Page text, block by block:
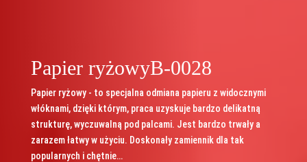
Papier ryżowyB-0028
Papier ryżowy - to specjalna odmiana papieru z widocznymi
włóknami, dzięki którym, praca uzyskuje bardzo delikatną
strukturę, wyczuwalną pod palcami. Jest bardzo trwały a
zarazem łatwy w użyciu. Doskonały zamiennik dla tak
popularnych i chętnie…